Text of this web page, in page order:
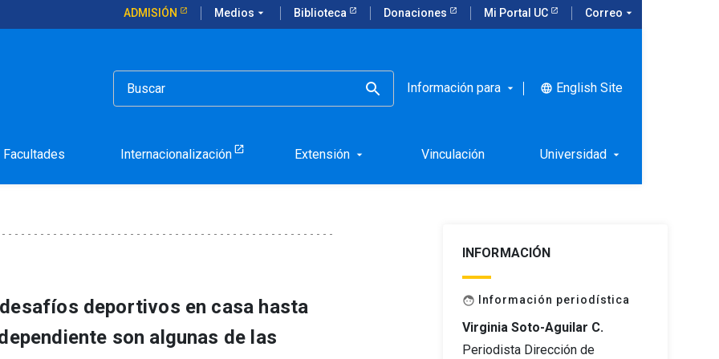
ADMISIÓN Medios arrow_drop_down Biblioteca Donaciones Mi Portal UC Correo arrow_drop_down
Información para arrow_drop_down language English Site
Facultades Internacionalización Extensión arrow_drop_down Vinculación Universidad arrow_drop_down
hacer actividades de desarrollo
deportivos en casa hasta
son algunas de las
INFORMACIÓN
face Información periodística
Virginia Soto-Aguilar C.
Periodista Dirección de